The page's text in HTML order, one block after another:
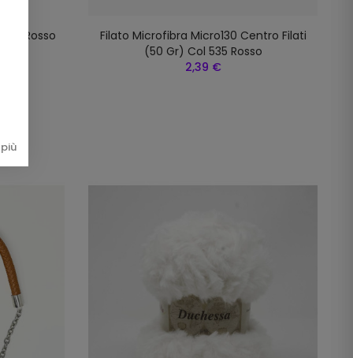
5 Rosso
Filato Microfibra Micro130 Centro Filati
(50 Gr) Col 535 Rosso
2,39 €